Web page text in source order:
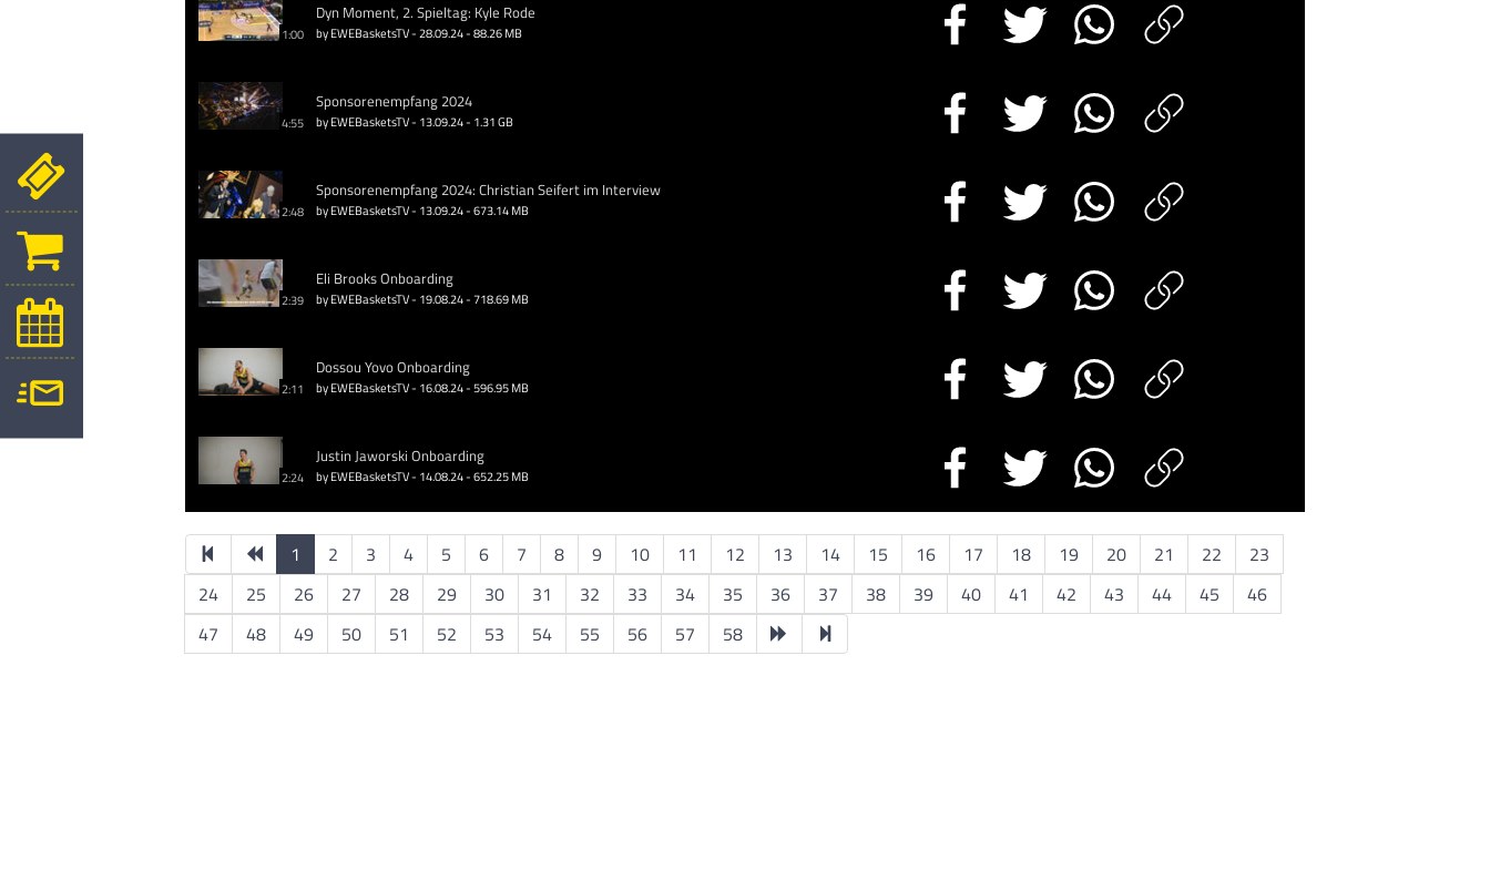
1:00
Dyn Moment, 2. Spieltag: Kyle Rode
by EWEBasketsTV - 28.09.24 - 88.26 MB
4:55
Sponsorenempfang 2024
by EWEBasketsTV - 13.09.24 - 1.31 GB
2:48
Sponsorenempfang 2024: Christian Seifert im Interview
by EWEBasketsTV - 13.09.24 - 673.14 MB
2:39
Eli Brooks Onboarding
by EWEBasketsTV - 19.08.24 - 718.69 MB
2:11
Dossou Yovo Onboarding
by EWEBasketsTV - 16.08.24 - 596.95 MB
2:24
Justin Jaworski Onboarding
by EWEBasketsTV - 14.08.24 - 652.25 MB
1 2 3 4 5 6 7 8 9 10 11 12 13 14 15 16 17 18 19 20 21 22
23
24
25 26 27 28 29 30 31 32 33 34 35 36 37 38 39 40 41 42 43 44 45
46
47
48 49 50 51 52 53 54 55 56 57 58